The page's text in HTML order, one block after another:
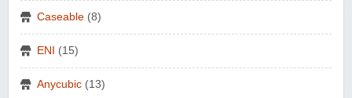
Caseable (8)
ENI (15)
Anycubic (13)